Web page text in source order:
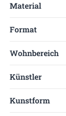
Material
Format
Wohnbereich
Künstler
Kunstform